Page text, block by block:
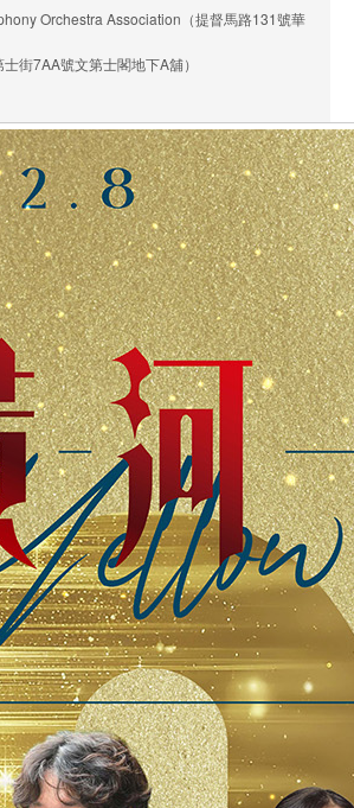
Orchestra Association（提督馬路131號華
街7AA號文第士閣地下A舖）